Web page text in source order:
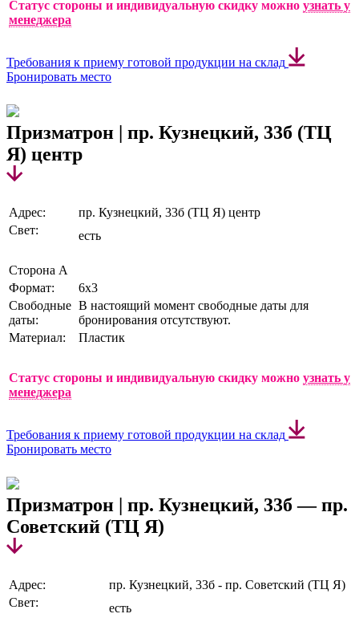
Статус стороны и индивидуальную скидку можно узнать у
менеджера
Требования к приему готовой продукции на склад
Бронировать место
Призматрон | пр. Кузнецкий, 33б (ТЦ
Я) центр
Адрес:
пр. Кузнецкий, 33б (ТЦ Я) центр
Свет:
есть
Сторона А
Формат:
6х3
Свободные
даты:
В настоящий момент свободные даты для
бронирования отсутствуют.
Материал:
Пластик
Статус стороны и индивидуальную скидку можно узнать у
менеджера
Требования к приему готовой продукции на склад
Бронировать место
Призматрон | пр. Кузнецкий, 33б — пр.
Советский (ТЦ Я)
Адрес:
пр. Кузнецкий, 33б - пр. Советский (ТЦ Я)
Свет:
есть